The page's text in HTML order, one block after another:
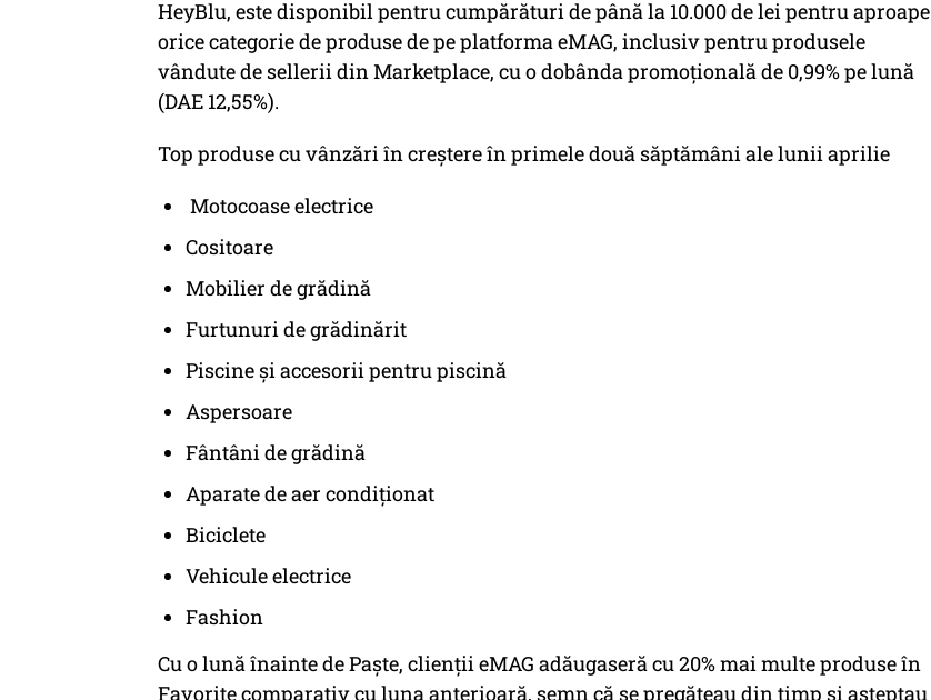
HeyBlu, este disponibil pentru cumpărături de până la 10.000 de lei pentru aproape
orice categorie de produse de pe platforma eMAG, inclusiv pentru produsele
vândute de sellerii din Marketplace, cu o dobânda promoțională de 0,99% pe lună
(DAE 12,55%).
Top produse cu vânzări în creștere în primele două săptămâni ale lunii aprilie
Motocoase electrice
Cositoare
Mobilier de grădină
Furtunuri de grădinărit
Piscine și accesorii pentru piscină
Aspersoare
Fântâni de grădină
Aparate de aer condiționat
Biciclete
Vehicule electrice
Fashion
Cu o lună înainte de Paște, clienții eMAG adăugaseră cu 20% mai multe produse în
Favorite comparativ cu luna anterioară, semn că se pregăteau din timp și așteptau